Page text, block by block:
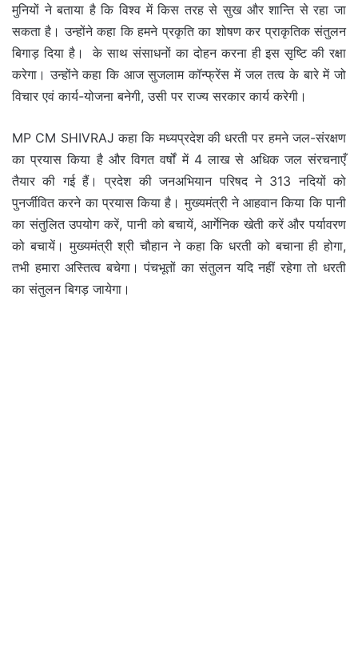
मुनियों ने बताया है कि विश्व में किस तरह से सुख और शान्ति से रहा जा
सकता है। उन्होंने कहा कि हमने प्रकृति का शोषण कर प्राकृतिक संतुलन
बिगाड़ दिया है। के साथ संसाधनों का दोहन करना ही इस सृष्टि की रक्षा
करेगा। उन्होंने कहा कि आज सुजलाम कॉन्फ्रेंस में जल तत्व के बारे में जो
विचार एवं कार्य-योजना बनेगी, उसी पर राज्य सरकार कार्य करेगी।
MP CM SHIVRAJ कहा कि मध्यप्रदेश की धरती पर हमने जल-संरक्षण
का प्रयास किया है और विगत वर्षों में 4 लाख से अधिक जल संरचनाएँ
तैयार की गई हैं। प्रदेश की जनअभियान परिषद ने 313 नदियों को
पुनर्जीवित करने का प्रयास किया है। मुख्यमंत्री ने आहवान किया कि पानी
का संतुलित उपयोग करें, पानी को बचायें, आर्गेनिक खेती करें और पर्यावरण
को बचायें। मुख्यमंत्री श्री चौहान ने कहा कि धरती को बचाना ही होगा,
तभी हमारा अस्तित्व बचेगा। पंचभूतों का संतुलन यदि नहीं रहेगा तो धरती
का संतुलन बिगड़ जायेगा।